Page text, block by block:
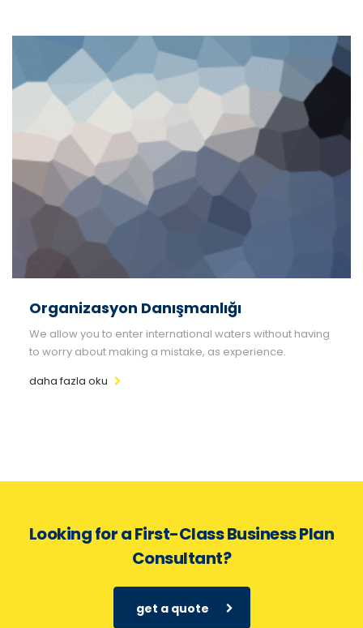
Organizasyon Danışmanlığı
We allow you to enter international waters without having
to worry about making a mistake, as experience.
daha fazla oku
Looking for a First-Class Business Plan
Consultant?
get a quote